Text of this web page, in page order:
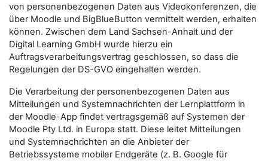
von personenbezogenen Daten aus Videokonferenzen, die
über Moodle und BigBlueButton vermittelt werden, erhalten
können. Zwischen dem Land Sachsen-Anhalt und der
Digital Learning GmbH wurde hierzu ein
Auftragsverarbeitungsvertrag geschlossen, so dass die
Regelungen der DS-GVO eingehalten werden.
Die Verarbeitung der personenbezogenen Daten aus
Mitteilungen und Systemnachrichten der Lernplattform in
der Moodle-App findet vertragsgemäß auf Systemen der
Moodle Pty Ltd. in Europa statt. Diese leitet Mitteilungen
und Systemnachrichten an die Anbieter der
Betriebssysteme mobiler Endgeräte (z. B. Google für